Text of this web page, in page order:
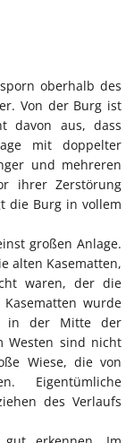
oberhalb des
Von der Burg ist
davon aus, dass
mit doppelter
und mehreren
ihrer Zerstörung
die Burg in vollem
großen Anlage.
alten Kasematten,
waren, der die
wurde
in der Mitte der
Westen sind nicht
Wiese, die von
Eigentümliche
des Verlaufs